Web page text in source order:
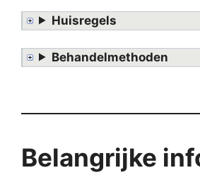
Huisregels
Behandelmethoden
Belangrijke